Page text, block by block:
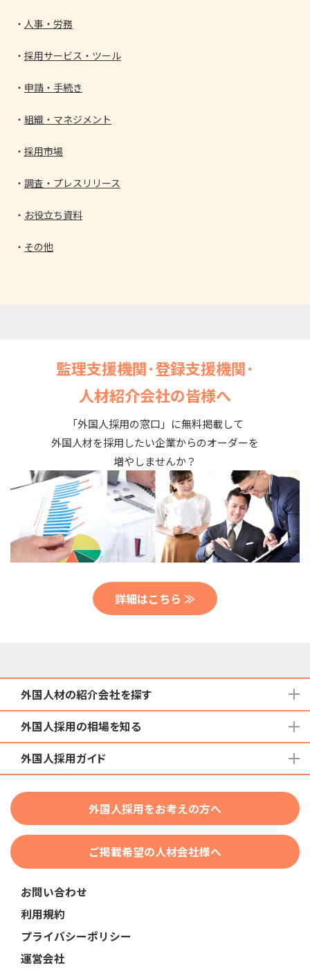
人事・労務
採用サービス・ツール
申請・手続き
組織・マネジメント
採用市場
調査・プレスリリース
お役立ち資料
その他
監理支援機関･登録支援機関･
人材紹介会社の皆様へ
「外国人採用の窓口」に無料掲載して
外国人材を採用したい企業からのオーダーを
増やしませんか？
詳細はこちら ≫
外国人材の紹介会社を探す
地域から検索する
国籍から検索する
在留資格から検索する
団体種別から探す
業界・職種から検索する
外国人採用の相場を知る
育成就労外国人の受け入れ相場
技人国・高度人材の受け入れ相場
外国人採用ガイド
特定技能
技術・人文知識・国際業務
助成金
教育・研修
人事・労務
外国人採用をお考えの方へ
ご掲載希望の人材会社様へ
お問い合わせ
利用規約
プライバシーポリシー
運営会社